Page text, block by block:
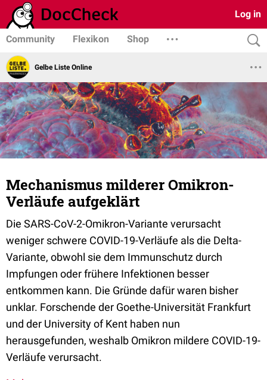
Log in
Community Flexikon Shop
Gelbe Liste Online
Mechanismus milderer Omikron-
Verläufe aufgeklärt
Die SARS-CoV-2-Omikron-Variante verursacht
weniger schwere COVID-19-Verläufe als die Delta-
Variante, obwohl sie dem Immunschutz durch
Impfungen oder frühere Infektionen besser
entkommen kann. Die Gründe dafür waren bisher
unklar. Forschende der Goethe-Universität Frankfurt
und der University of Kent haben nun
herausgefunden, weshalb Omikron mildere COVID-19-
Verläufe verursacht.